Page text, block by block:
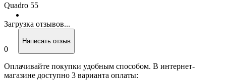
Quadro 55
Загрузка отзывов...
0
Написать отзыв
Оплачивайте покупки удобным способом. В интернет-
магазине доступно 3 варианта оплаты: